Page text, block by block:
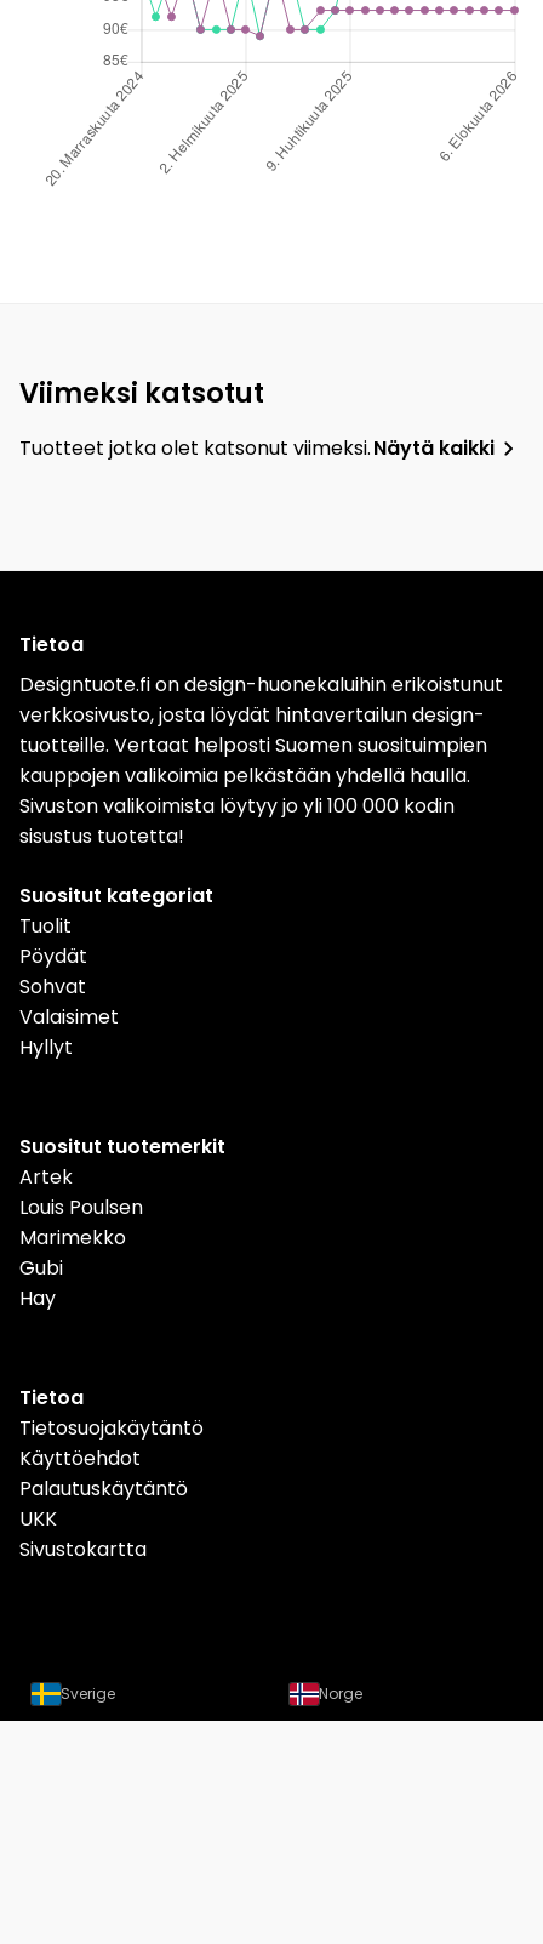
Viimeksi katsotut
Tuotteet jotka olet katsonut viimeksi.Näytä kaikki
Tietoa
Designtuote.fi on design-huonekaluihin erikoistunut
verkkosivusto, josta löydät hintavertailun design-
tuotteille. Vertaat helposti Suomen suosituimpien
kauppojen valikoimia pelkästään yhdellä haulla.
Sivuston valikoimista löytyy jo yli 100 000 kodin
sisustus tuotetta!
Suositut kategoriat
Tuolit
Pöydät
Sohvat
Valaisimet
Hyllyt
Suositut tuotemerkit
Artek
Louis Poulsen
Marimekko
Gubi
Hay
Tietoa
Tietosuojakäytäntö
Käyttöehdot
Palautuskäytäntö
UKK
Sivustokartta
Sverige Norge